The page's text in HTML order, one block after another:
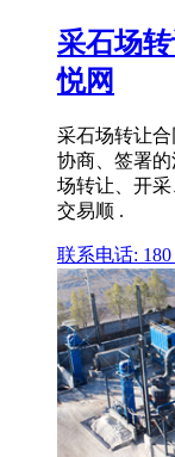
采石场
悦网
采石场转让
协商、签署
场转让、开
交易顺 .
联系电话: 180